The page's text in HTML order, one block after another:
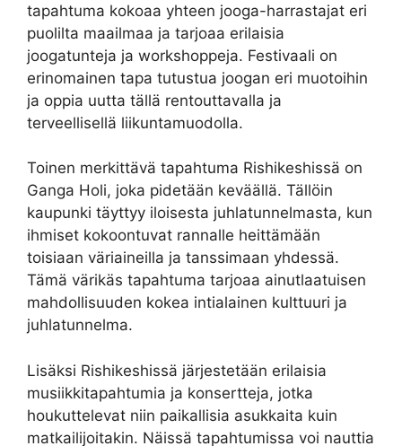
tapahtuma kokoaa yhteen jooga-harrastajat eri
puolilta maailmaa ja tarjoaa erilaisia
joogatunteja ja workshoppeja. Festivaali on
erinomainen tapa tutustua joogan eri muotoihin
ja oppia uutta tällä rentouttavalla ja
terveellisellä liikuntamuodolla.
Toinen merkittävä tapahtuma Rishikeshissä on
Ganga Holi, joka pidetään keväällä. Tällöin
kaupunki täyttyy iloisesta juhlatunnelmasta, kun
ihmiset kokoontuvat rannalle heittämään
toisiaan väriaineilla ja tanssimaan yhdessä.
Tämä värikäs tapahtuma tarjoaa ainutlaatuisen
mahdollisuuden kokea intialainen kulttuuri ja
juhlatunnelma.
Lisäksi Rishikeshissä järjestetään erilaisia
musiikkitapahtumia ja konsertteja, jotka
houkuttelevat niin paikallisia asukkaita kuin
matkailijoitakin. Näissä tapahtumissa voi nauttia